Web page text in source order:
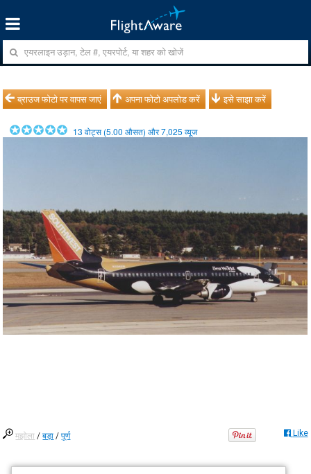
ब्राउज फोटो पर वापस जाएं अपना फोटो अपलोड करें इसे साझा करें
13 वोट्स (5.00 औसत) और7,025 व्यूज
मझोला /बड़ा /पूर्ण Like